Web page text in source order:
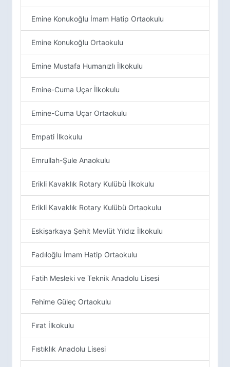
Emine Konukoğlu İmam Hatip Ortaokulu
Emine Konukoğlu Ortaokulu
Emine Mustafa Humanızlı İlkokulu
Emine-Cuma Uçar İlkokulu
Emine-Cuma Uçar Ortaokulu
Empati İlkokulu
Emrullah-Şule Anaokulu
Erikli Kavaklık Rotary Kulübü İlkokulu
Erikli Kavaklık Rotary Kulübü Ortaokulu
Eskişarkaya Şehit Mevlüt Yıldız İlkokulu
Fadıloğlu İmam Hatip Ortaokulu
Fatih Mesleki ve Teknik Anadolu Lisesi
Fehime Güleç Ortaokulu
Fırat İlkokulu
Fıstıklık Anadolu Lisesi